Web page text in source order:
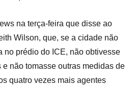
na terça-feira que disse ao
Wilson, que, se a cidade não
no prédio do ICE, não obtivesse
não tomasse outras medidas de
quatro vezes mais agentes